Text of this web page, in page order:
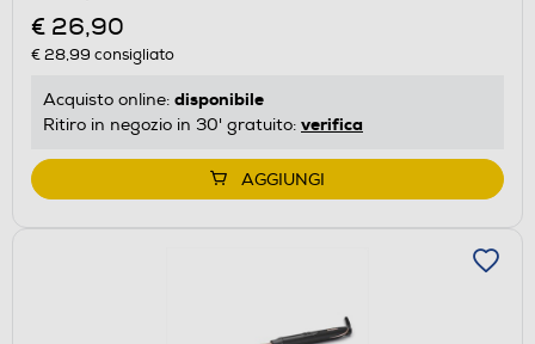
€ 26,90
€ 28,99 consigliato
Acquisto online: disponibile
Ritiro in negozio in 30' gratuito: verifica
AGGIUNGI